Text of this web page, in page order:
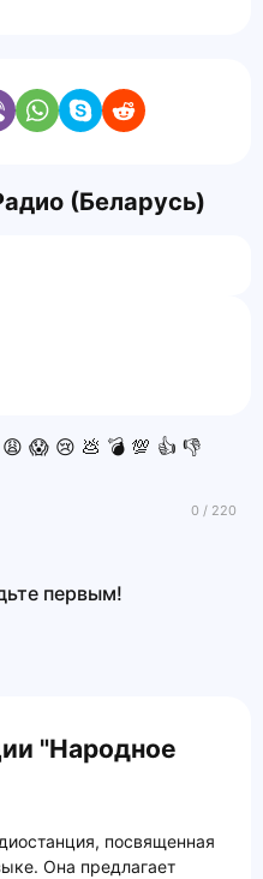
(Беларусь)
😩 😱 😢 💩 💣 💯 👍 👎
первым!
"Народное
посвященная
Она предлагает